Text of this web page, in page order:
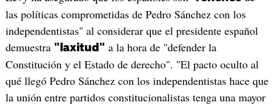
las políticas comprometidas de Pedro Sánchez con los
independentistas" al considerar que el presidente español
demuestra "laxitud" a la hora de "defender la
Constitución y el Estado de derecho". "El pacto oculto al
qué llegó Pedro Sánchez con los independentistas hace que
la unión entre partidos constitucionalistas tenga una mayor